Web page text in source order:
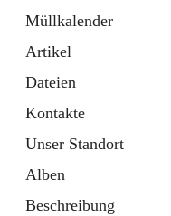
Müllkalender
Artikel
Dateien
Kontakte
Unser Standort
Alben
Beschreibung